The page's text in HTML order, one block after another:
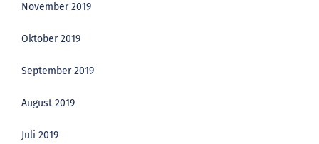
November 2019
Oktober 2019
September 2019
August 2019
Juli 2019